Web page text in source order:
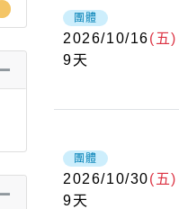
團體
2026/10/16(五)
9天
團體
2026/10/30(五)
9天